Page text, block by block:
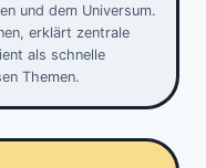
und dem Universum.
erklärt zentrale
als schnelle
Themen.